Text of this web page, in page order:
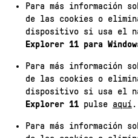
Para más información
de las cookies o
dispositivo si usa el
Explorer 11 para
Para más información
de las cookies o
dispositivo si usa el
Explorer 11pulse aquí.
Para más información